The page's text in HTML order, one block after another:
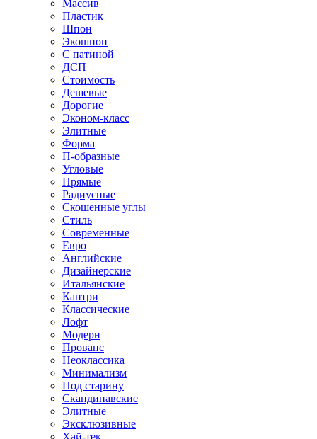
Массив
Пластик
Шпон
Экошпон
С патиной
ДСП
Стоимость
Дешевые
Дорогие
Эконом-класс
Элитные
Форма
П-образные
Угловые
Прямые
Радиусные
Скошенные углы
Стиль
Современные
Евро
Английские
Дизайнерские
Итальянские
Кантри
Классические
Лофт
Модерн
Прованс
Неоклассика
Минимализм
Под старину
Скандинавские
Элитные
Эксклюзивные
Хай-тек